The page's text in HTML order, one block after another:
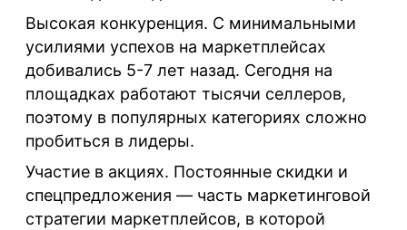
Высокая конкуренция. С минимальными
усилиями успехов на маркетплейсах
добивались 5-7 лет назад. Сегодня на
площадках работают тысячи селлеров,
поэтому в популярных категориях сложно
пробиться в лидеры.
Участие в акциях. Постоянные скидки и
спецпредложения — часть маркетинговой
стратегии маркетплейсов, в которой